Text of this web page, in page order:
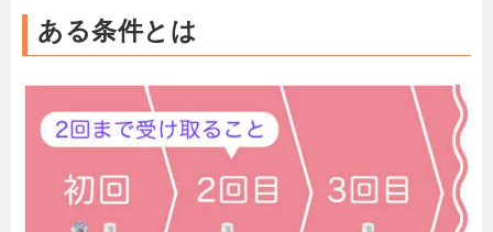
ある条件とは